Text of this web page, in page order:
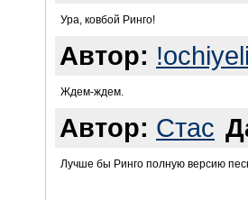
Ура, ковбой Ринго!
Автор:
Ждем-ждем.
Автор: Стас
Лучше бы Ринго полную версию